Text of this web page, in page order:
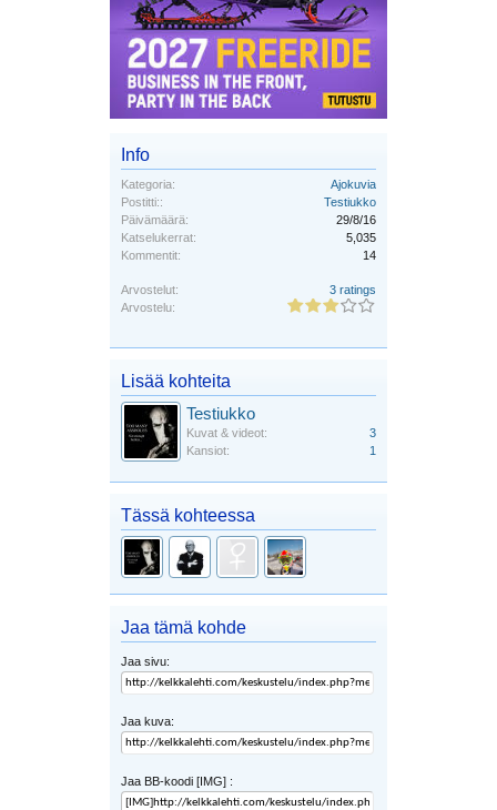
Info
Kategoria:
Ajokuvia
Postitti::
Testiukko
Päivämäärä:
29/8/16
Katselukerrat:
5,035
Kommentit:
14
Arvostelut:
3 ratings
Arvostelu:
Lisää kohteita
Testiukko
Kuvat & videot:
3
Kansiot:
1
Tässä kohteessa
Jaa tämä kohde
Jaa sivu:
Jaa kuva:
Jaa BB-koodi [IMG] :